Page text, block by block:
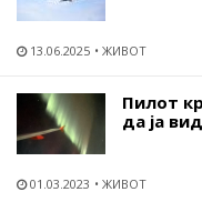
13.06.2025 ЖИВОТ
Пилот
да ја
01.03.2023 ЖИВОТ